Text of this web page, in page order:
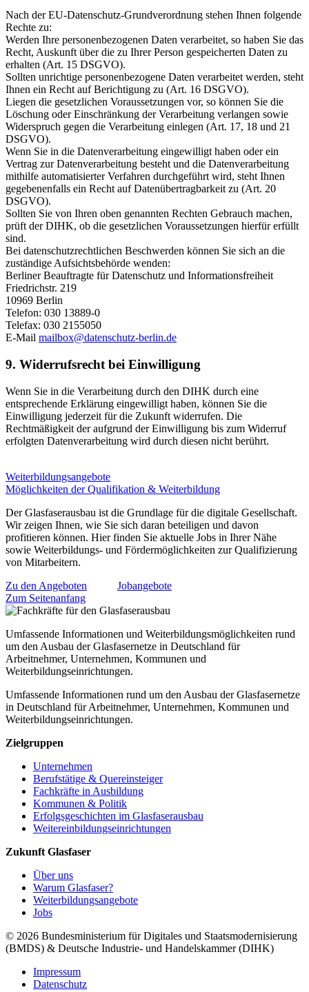
Nach der EU-Datenschutz-Grundverordnung stehen Ihnen folgende
Rechte zu:
Werden Ihre personenbezogenen Daten verarbeitet, so haben Sie das
Recht, Auskunft über die zu Ihrer Person gespeicherten Daten zu
erhalten (Art. 15 DSGVO).
Sollten unrichtige personenbezogene Daten verarbeitet werden, steht
Ihnen ein Recht auf Berichtigung zu (Art. 16 DSGVO).
Liegen die gesetzlichen Voraussetzungen vor, so können Sie die
Löschung oder Einschränkung der Verarbeitung verlangen sowie
Widerspruch gegen die Verarbeitung einlegen (Art. 17, 18 und 21
DSGVO).
Wenn Sie in die Datenverarbeitung eingewilligt haben oder ein
Vertrag zur Datenverarbeitung besteht und die Datenverarbeitung
mithilfe automatisierter Verfahren durchgeführt wird, steht Ihnen
gegebenenfalls ein Recht auf Datenübertragbarkeit zu (Art. 20
DSGVO).
Sollten Sie von Ihren oben genannten Rechten Gebrauch machen,
prüft der DIHK, ob die gesetzlichen Voraussetzungen hierfür erfüllt
sind.
Bei datenschutzrechtlichen Beschwerden können Sie sich an die
zuständige Aufsichtsbehörde wenden:
Berliner Beauftragte für Datenschutz und Informationsfreiheit
Friedrichstr. 219
10969 Berlin
Telefon: 030 13889-0
Telefax: 030 2155050
E-Mail mailbox@datenschutz-berlin.de
9. Widerrufsrecht bei Einwilligung
Wenn Sie in die Verarbeitung durch den DIHK durch eine
entsprechende Erklärung eingewilligt haben, können Sie die
Einwilligung jederzeit für die Zukunft widerrufen. Die
Rechtmäßigkeit der aufgrund der Einwilligung bis zum Widerruf
erfolgten Datenverarbeitung wird durch diesen nicht berührt.
Weiterbildungsangebote
Möglichkeiten der Qualifikation & Weiterbildung
Der Glasfaserausbau ist die Grundlage für die digitale Gesellschaft.
Wir zeigen Ihnen, wie Sie sich daran beteiligen und davon
profitieren können. Hier finden Sie aktuelle Jobs in Ihrer Nähe
sowie Weiterbildungs- und Fördermöglichkeiten zur Qualifizierung
von Mitarbeitern.
Zu den Angeboten
Jobangebote
Zum Seitenanfang
Umfassende Informationen und Weiterbildungsmöglichkeiten rund
um den Ausbau der Glasfasernetze in Deutschland für
Arbeitnehmer, Unternehmen, Kommunen und
Weiterbildungseinrichtungen.
Umfassende Informationen rund um den Ausbau der Glasfasernetze
in Deutschland für Arbeitnehmer, Unternehmen, Kommunen und
Weiterbildungseinrichtungen.
Zielgruppen
Unternehmen
Berufstätige & Quereinsteiger
Fachkräfte in Ausbildung
Kommunen & Politik
Erfolgsgeschichten im Glasfaserausbau
Weitereinbildungseinrichtungen
Zukunft Glasfaser
Über uns
Warum Glasfaser?
Weiterbildungsangebote
Jobs
© 2026 Bundesministerium für Digitales und Staatsmodernisierung
(BMDS) & Deutsche Industrie- und Handelskammer (DIHK)
Impressum
Datenschutz